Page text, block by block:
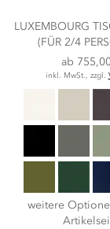
LUXEMBOURG
(FÜR 2/4
ab
inkl. MwSt., zzgl.
weitere